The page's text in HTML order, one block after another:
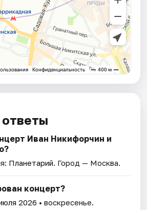
Иван Никифорчин и
Планетарий. Город — Москва.
концерт?
2026 • воскресенье.